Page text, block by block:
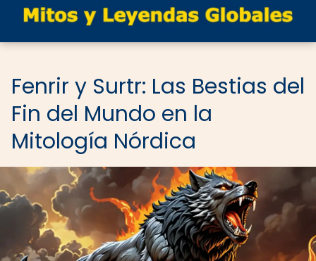
Fenrir y Surtr: Las Bestias del
Fin del Mundo en la
Mitología Nórdica